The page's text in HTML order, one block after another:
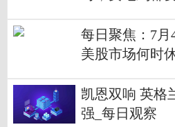
每日聚焦：7月
美股市场何时
凯恩双响 英格
强_每日观察